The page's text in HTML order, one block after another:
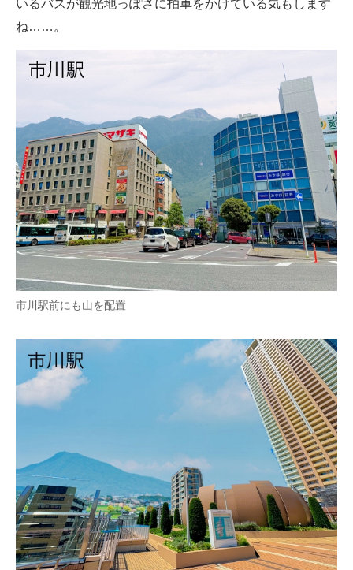
いるバスが観光地っぽさに拍車をかけている気もします
ね……。
市川駅前にも山を配置